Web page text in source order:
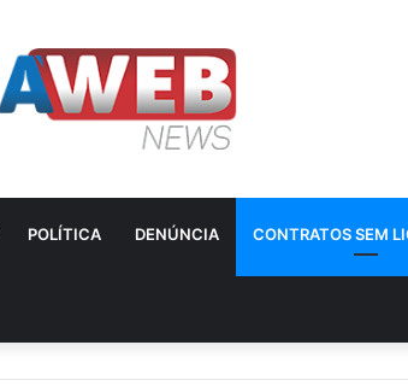
POLÍTICA DENÚNCIA CONTRATOS SEM